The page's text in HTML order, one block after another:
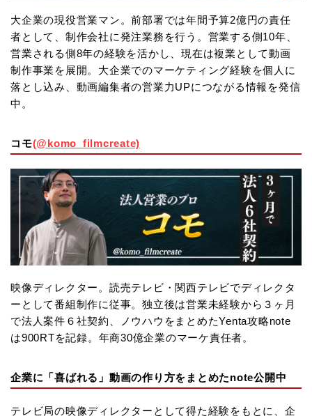
大企業の現役営業マン。前部署では年間予算2億円の責任
者として、制作会社に発注業務を行う。営業する側10年、
営業される側8年の経験を活かし、現在は複業として動画
制作事業を展開。大企業でのマーケティング経験を個人に
落とし込み、動画編集者の営業力UPにつながる情報を発信
中。
コモ(@komo_filmcreate)
映像ディレクター。読売テレビ・関西テレビでディレクタ
ーとして番組制作に従事。独立後は営業未経験から３ヶ月
で法人案件６社契約、ノウハウをまとめたYenta攻略note
は900RTを記録。年商30億企業のマーケ責任者。
企業に「喜ばれる」動画の作り方をまとめたnote公開中
テレビ局の映像ディレクターとして得た経験をもとに、企